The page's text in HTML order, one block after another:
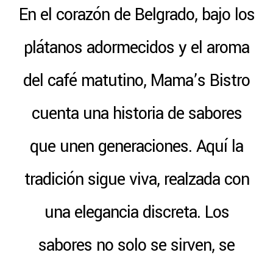
En el corazón de Belgrado, bajo los
plátanos adormecidos y el aroma
del café matutino, Mama’s Bistro
cuenta una historia de sabores
que unen generaciones. Aquí la
tradición sigue viva, realzada con
una elegancia discreta. Los
sabores no solo se sirven, se